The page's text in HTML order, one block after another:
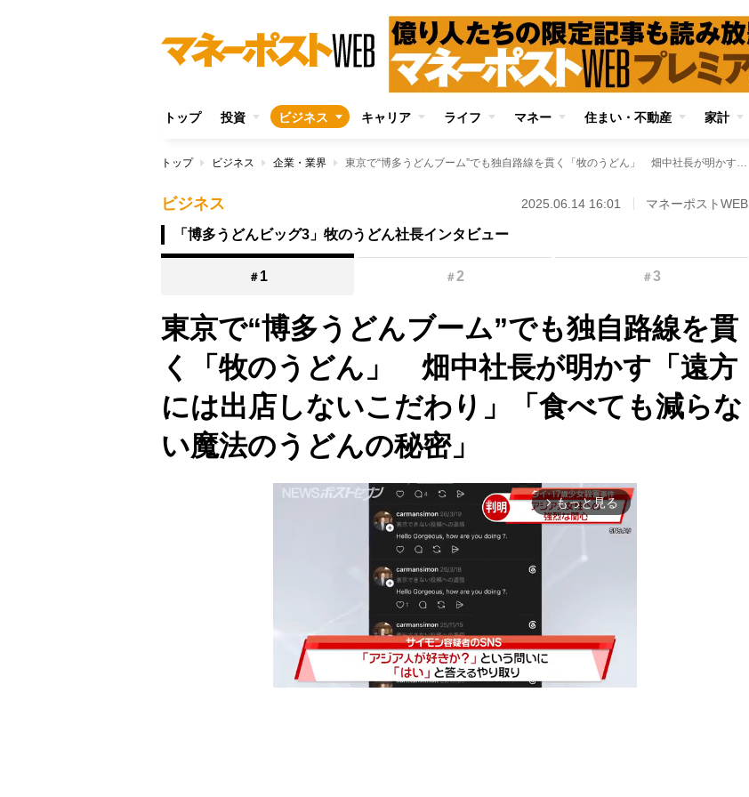
トップ 投資 ビジネス キャリア ライフ マネー 住まい・不動産 家計
トップ ビジネス 企業・業界 東京で“博多うどんブーム”でも独自路線を貫く「牧のうどん」 畑中社長が明かす「遠方には出店しないこだわり」「食べても減らない魔法のうどんの秘密」
ビジネス 2025.06.14 16:01 マネーポストWEB
「博多うどんビッグ3」牧のうどん社長インタビュー
＃ 1 ＃2 ＃3
東京で“博多うどんブーム”でも独自路線を貫
く「牧のうどん」 畑中社長が明かす「遠方
には出店しないこだわり」「食べても減らな
い魔法のうどんの秘密」
arrow_forward_ios もっと見る